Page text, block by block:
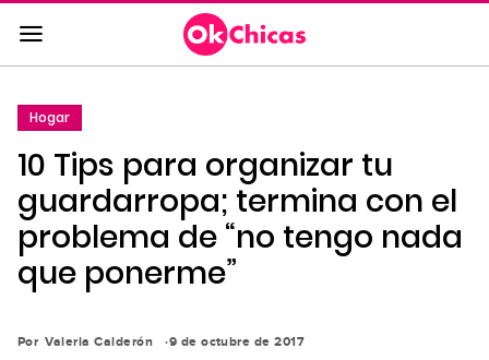
Saltar
al
contenido
la
navegación
principal
Hogar
10 Tips para organizar tu
guardarropa; termina con el
problema de “no tengo nada
que ponerme”
Por Valeria Calderón 9 de octubre de 2017